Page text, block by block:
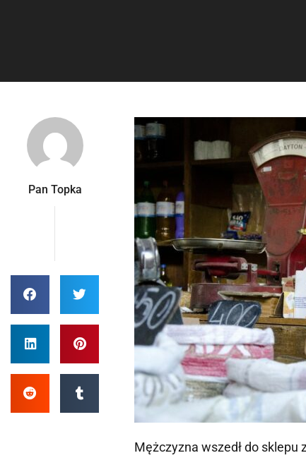
Pan Topka
Mężczyzna wszedł do sklepu